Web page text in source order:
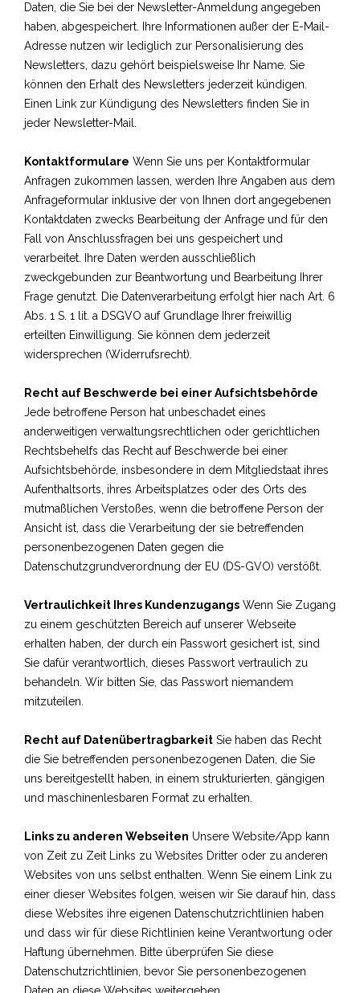
Daten, die Sie bei der Newsletter-Anmeldung angegeben
haben, abgespeichert.
Ihre Informationen außer der E-Mail-
Adresse nutzen wir lediglich zur Personalisierung des
Newsletters, dazu gehört beispielsweise Ihr Name. Sie
können den Erhalt des Newsletters jederzeit kündigen.
Einen Link zur Kündigung des Newsletters finden Sie in
jeder Newsletter-Mail.
Kontaktformulare Wenn Sie uns per Kontaktformular
Anfragen zukommen lassen, werden Ihre Angaben aus dem
Anfrageformular inklusive der von Ihnen dort angegebenen
Kontaktdaten zwecks Bearbeitung der Anfrage und für den
Fall von Anschlussfragen bei uns gespeichert und
verarbeitet. Ihre Daten werden ausschließlich
zweckgebunden zur Beantwortung und Bearbeitung Ihrer
Frage genutzt. Die Datenverarbeitung erfolgt hier nach Art. 6
Abs. 1 S. 1 lit. a DSGVO auf Grundlage Ihrer freiwillig
erteilten Einwilligung. Sie können dem jederzeit
widersprechen (Widerrufsrecht).
Recht auf Beschwerde bei einer Aufsichtsbehörde
Jede betroffene Person hat unbeschadet eines
anderweitigen verwaltungsrechtlichen oder gerichtlichen
Rechtsbehelfs das Recht auf Beschwerde bei einer
Aufsichtsbehörde, insbesondere in dem Mitgliedstaat ihres
Aufenthaltsorts, ihres Arbeitsplatzes oder des Orts des
mutmaßlichen Verstoßes, wenn die betroffene Person der
Ansicht ist, dass die Verarbeitung der sie betreffenden
personenbezogenen Daten gegen die
Datenschutzgrundverordnung der EU (DS-GVO) verstößt.
Vertraulichkeit Ihres Kundenzugangs Wenn Sie Zugang
zu einem geschützten Bereich auf unserer Webseite
erhalten haben, der durch ein Passwort gesichert ist, sind
Sie dafür verantwortlich, dieses Passwort vertraulich zu
behandeln. Wir bitten Sie, das Passwort niemandem
mitzuteilen.
Recht auf Datenübertragbarkeit Sie haben das Recht
die Sie betreffenden personenbezogenen Daten, die Sie
uns bereitgestellt haben, in einem strukturierten, gängigen
und maschinenlesbaren Format zu erhalten.
Links zu anderen Webseiten Unsere Website/App kann
von Zeit zu Zeit Links zu Websites Dritter oder zu anderen
Websites von uns selbst enthalten. Wenn Sie einem Link zu
einer dieser Websites folgen, weisen wir Sie darauf hin, dass
diese Websites ihre eigenen Datenschutzrichtlinien haben
und dass wir für diese Richtlinien keine Verantwortung oder
Haftung übernehmen. Bitte überprüfen Sie diese
Datenschutzrichtlinien, bevor Sie personenbezogenen